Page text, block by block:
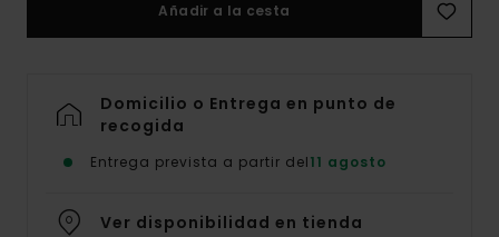
Añadir a la cesta
Domicilio o Entrega en punto de
recogida
Entrega prevista a partir del11 agosto
Ver disponibilidad en tienda